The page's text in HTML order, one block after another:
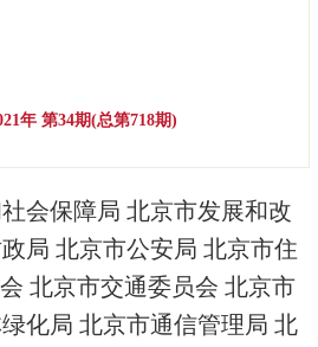
法人服务
阳光政务
年 第34期(总第718期)
会保障局 北京市发展和改
局 北京市公安局 北京市住
北京市交通委员会 北京市
化局 北京市通信管理局 北